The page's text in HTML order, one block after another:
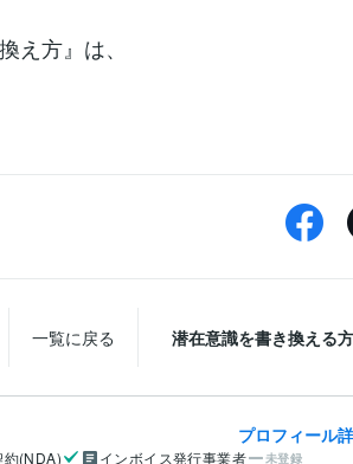
え方』は、
一覧に戻る 潜在意識を書き換える
プロフィール
約(NDA) インボイス発行事業者 未登録